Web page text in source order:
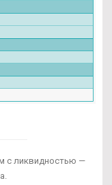
с ликвидностью —